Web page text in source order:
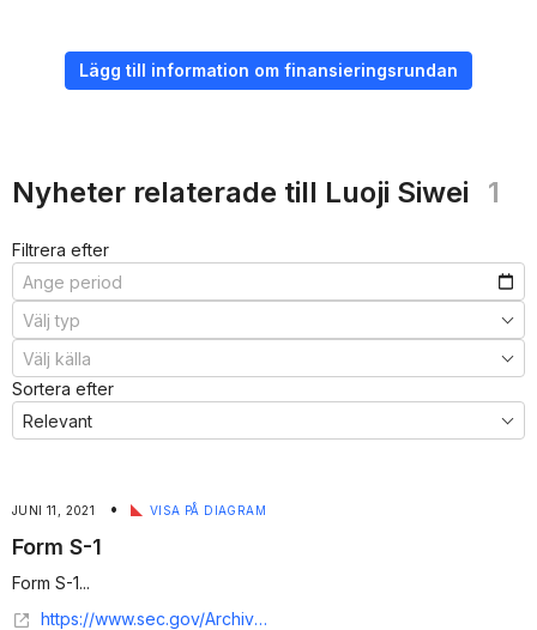
Lägg till information om finansieringsrundan
Nyheter relaterade till Luoji Siwei 1
Filtrera efter
Sortera efter
JUNI 11, 2021 • VISA PÅ DIAGRAM
Form S-1
Form S-1...
https://www.sec.gov/Archives/edgar/data/1838293/000119312521016233/d311496ds1.htm